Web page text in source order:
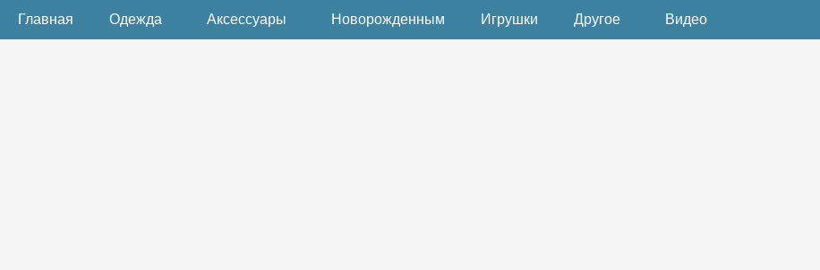
Главная Одежда Аксессуары Новорожденным Игрушки Другое Видео